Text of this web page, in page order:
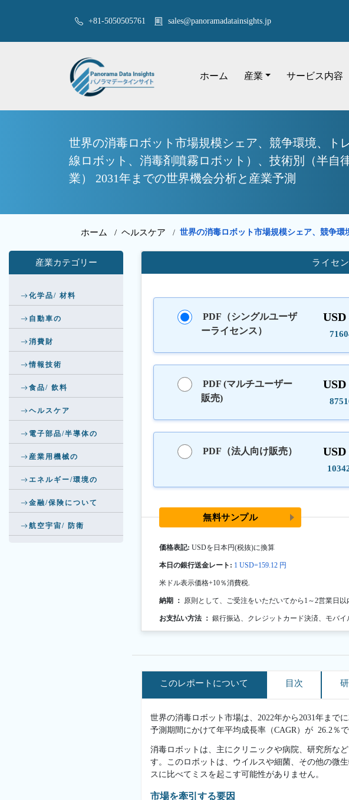
+81-5050505761 sales@panoramadatainsights.jp
ホーム 産業 サービス内容
世界の消毒ロボット市場規模シェア、競争環境、ト
線ロボット、消毒剤噴霧ロボット）、技術別（半自
業） 2031年までの世界機会分析と産業予測
ホーム / ヘルスケア / 世界の消毒ロボット市場規模シェア、競争環
産業カテゴリー
化学品/ 材料
自動車の
消費財
情報技術
食品/ 飲料
ヘルスケア
電子部品/半導体の
産業用機械の
エネルギー/環境の
金融/保険について
航空宇宙/ 防衛
ライセ
PDF（シングルユーザ
ーライセンス）
USD
PDF (マルチユーザー
販売)
USD
PDF（法人向け販売） USD
無料サンプル
価格表記: USDを日本円(税抜)に換算
本日の銀行送金レート: 1 USD=159.12 円
米ドル表示価格+10％消費税.
納期 ： 原則として、ご受注をいただいてから1～2営業日
お支払い方法 ： 銀行振込、クレジットカード決済、モバイ
このレポートについて 目次
世界の消毒ロボット市場は、2022年から2031年まで
予測期間にかけて年平均成長率（CAGR）が 26.2％
消毒ロボットは、主にクリニックや病院、研究所な
す。このロボットは、ウイルスや細菌、その他の微
スに比べてミスを起こす可能性がありません。
市場を牽引する要因